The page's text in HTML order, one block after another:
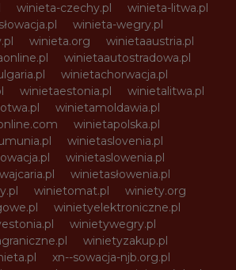
winieta-czechy.pl
winieta-litwa.pl
winieta-wegry.pl
winieta.org
winietaaustria.pl
winietaautostradowa.pl
winietachorwacja.pl
winietaestonia.pl
winietalitwa.pl
winietamoldawia.pl
winietapolska.pl
winietaslovenia.pl
winietaslowenia.pl
winietasłowenia.pl
winietomat.pl
winiety.org
winietyelektroniczne.pl
winietywegry.pl
winietyzakup.pl
xn--sowacja-njb.org.pl